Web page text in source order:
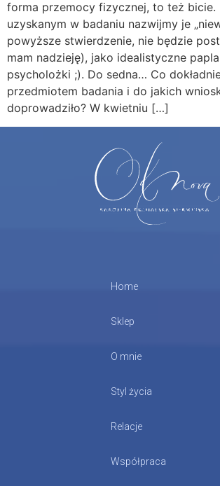
forma przemocy fizycznej, to też bicie.
uzyskanym w badaniu nazwijmy je
powyższe stwierdzenie, nie będzie
mam nadzieję), jako idealistyczne
psycholożki ;). Do sedna… Co
przedmiotem badania i do jakich
doprowadziło? W kwietniu […]
Home
Sklep
O mnie
Styl życia
Relacje
Współpraca